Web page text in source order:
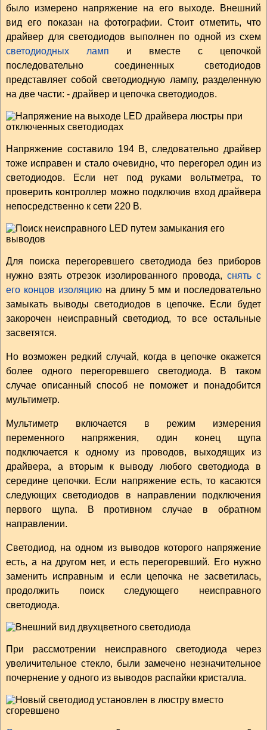
было измерено напряжение на его выходе. Внешний
вид его показан на фотографии. Стоит отметить, что
драйвер для светодиодов выполнен по одной из схем
светодиодных ламп и вместе с цепочкой
последовательно соединенных светодиодов
представляет собой светодиодную лампу, разделенную
на две части: - драйвер и цепочка светодиодов.
Напряжение составило 194 В, следовательно драйвер
тоже исправен и стало очевидно, что перегорел один из
светодиодов. Если нет под руками вольтметра, то
проверить контроллер можно подключив вход драйвера
непосредственно к сети 220 В.
Для поиска перегоревшего светодиода без приборов
нужно взять отрезок изолированного провода,снять с
его концов изоляциюна длину 5 мм и последовательно
замыкать выводы светодиодов в цепочке. Если будет
закорочен неисправный светодиод, то все остальные
засветятся.
Но возможен редкий случай, когда в цепочке окажется
более одного перегоревшего светодиода. В таком
случае описанный способ не поможет и понадобится
мультиметр.
Мультиметр включается в режим измерения
переменного напряжения, один конец щупа
подключается к одному из проводов, выходящих из
драйвера, а вторым к выводу любого светодиода в
середине цепочки. Если напряжение есть, то касаются
следующих светодиодов в направлении подключения
первого щупа. В противном случае в обратном
направлении.
Светодиод, на одном из выводов которого напряжение
есть, а на другом нет, и есть перегоревший. Его нужно
заменить исправным и если цепочка не засветилась,
продолжить поиск следующего неисправного
светодиода.
При рассмотрении неисправного светодиода через
увеличительное стекло, были замечено незначительное
почернение у одного из выводов распайки кристалла.